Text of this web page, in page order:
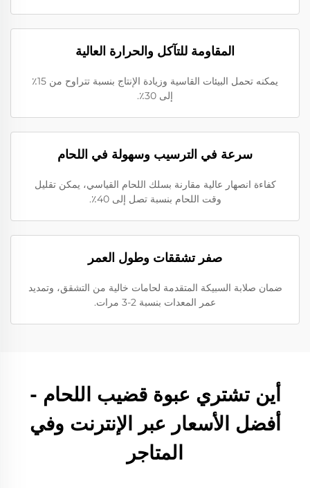
المقاومة للتآكل والحرارة العالية
يمكنه تحمل البيئات القاسية وزيادة الإنتاج بنسبة تتراوح من 15٪
إلى 30٪.
سرعة في الترسيب وسهولة في اللحام
كفاءة انصهار عالية مقارنة بسلك اللحام القياسي، يمكن تقليل
وقت اللحام بنسبة تصل إلى 40٪.
صفر تشققات وطول العمر
ضمان صلابة السبيكة المتقدمة لحامات خالية من التشقق، وتمديد
عمر المعدات بنسبة 2-3 مرات.
أين تشتري عبوة قضيب اللحام -
أفضل الأسعار عبر الإنترنت وفي
المتاجر